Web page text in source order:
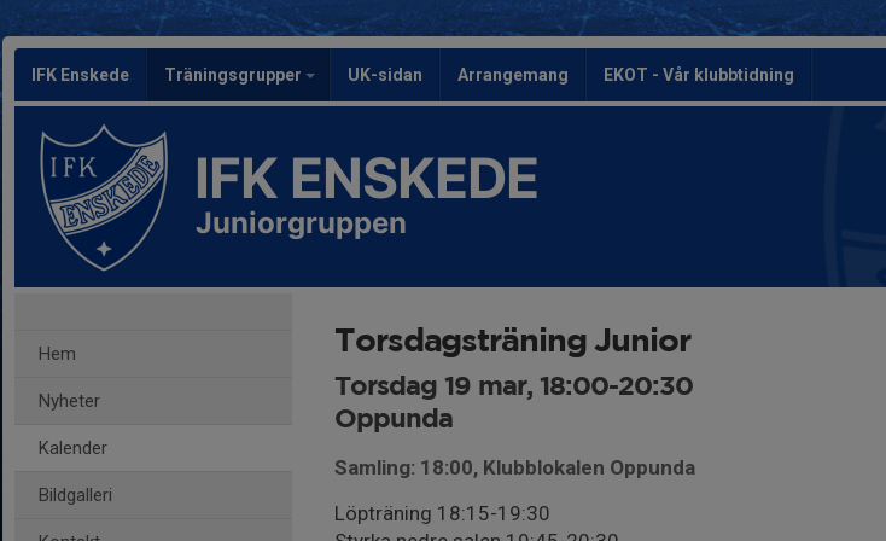
IFK Enskede Träningsgrupper UK-sidan Arrangemang EKOT - Vår klubbtidning
IFK ENSKEDE
Juniorgruppen
Hem
Nyheter
Kalender
Bildgalleri
Torsdagsträning Junior
Torsdag 19 mar, 18:00-20:30
Oppunda
Samling: 18:00, Klubblokalen Oppunda
Löpträning 18:15-19:30